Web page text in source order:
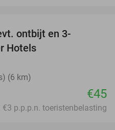
ontbijt en 3-
Hotels
(6 km)
€45
€3 p.p.p.n. toeristenbelasting